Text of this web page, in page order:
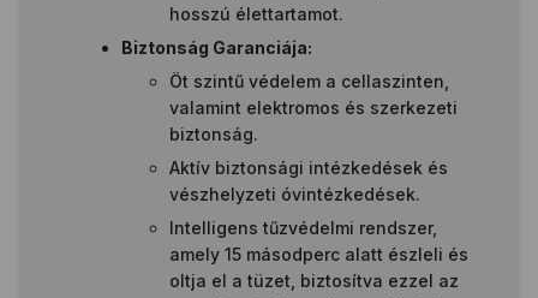
hosszú élettartamot.
Biztonság Garanciája:
Öt szintű védelem a cellaszinten,
valamint elektromos és szerkezeti
biztonság.
Aktív biztonsági intézkedések és
vészhelyzeti óvintézkedések.
Intelligens tűzvédelmi rendszer,
amely 15 másodperc alatt észleli és
oltja el a tüzet, biztosítva ezzel az